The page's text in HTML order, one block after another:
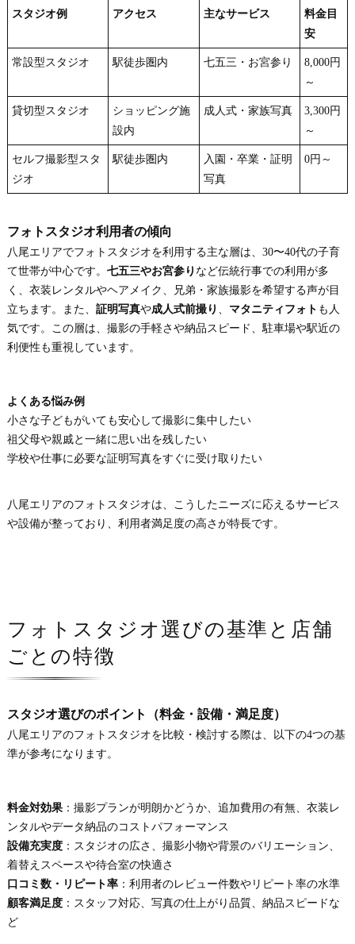
スタジオ例 アクセス 主なサービス
料金目
安
常設型スタジオ 駅徒歩圏内 七五三・お宮参り
8,000円
～
貸切型スタジオ
ショッピング施
設内
成人式・家族写真
3,300円
～
セルフ撮影型スタ
ジオ
駅徒歩圏内
入園・卒業・証明
写真
0円～
フォトスタジオ利用者の傾向
八尾エリアでフォトスタジオを利用する主な層は、30〜40代の子育
て世帯が中心です。 七五三やお宮参り など伝統行事での利用が多
く、衣装レンタルやヘアメイク、兄弟・家族撮影を希望する声が目
立ちます。また、 証明写真や成人式前撮り マタニティフォト も人
気です。この層は、撮影の手軽さや納品スピード、駐車場や駅近の
利便性も重視しています。
よくある悩み例
小さな子どもがいても安心して撮影に集中したい
祖父母や親戚と一緒に思い出を残したい
学校や仕事に必要な証明写真をすぐに受け取りたい
八尾エリアのフォトスタジオは、こうしたニーズに応えるサービス
や設備が整っており、利用者満足度の高さが特長です。
フォトスタジオ選びの基準と店舗
ごとの特徴
スタジオ選びのポイント（料金・設備・満足度）
八尾エリアのフォトスタジオを比較・検討する際は、以下の4つの基
準が参考になります。
料金対効果：撮影プランが明朗かどうか、追加費用の有無、衣装レ
ンタルやデータ納品のコストパフォーマンス
設備充実度：スタジオの広さ、撮影小物や背景のバリエーション、
着替えスペースや待合室の快適さ
口コミ数・リピート率：利用者のレビュー件数やリピート率の水準
顧客満足度：スタッフ対応、写真の仕上がり品質、納品スピードな
ど